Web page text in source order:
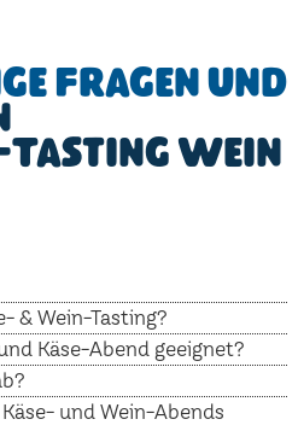
Fragen und
Wein
& Wein-Tasting?
Käse-Abend geeignet?
und Wein-Abends